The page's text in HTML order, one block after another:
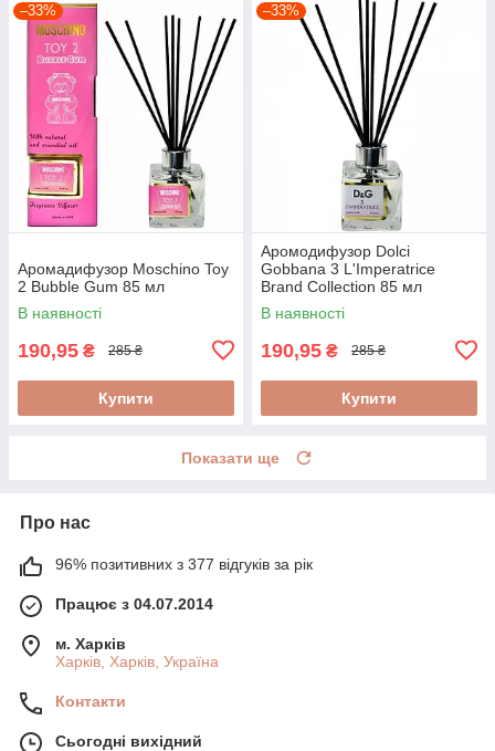
–33%
Аромадифузор Moschino Toy
2 Bubble Gum 85 мл
В наявності
190,95 ₴ 285 ₴
Купити
–33%
Аромодифузор Dolci
Gobbana 3 L'Imperatrice
Brand Collection 85 мл
В наявності
190,95 ₴ 285 ₴
Купити
Показати ще
Про нас
96% позитивних з 377 відгуків за рік
Працює з 04.07.2014
м. Харків
Харків, Харків, Україна
Контакти
Сьогодні вихідний